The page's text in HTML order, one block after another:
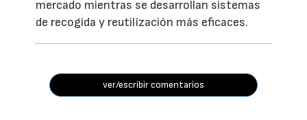
mercado mientras se desarrollan sistemas
de recogida y reutilización más eficaces.
ver/escribir comentarios